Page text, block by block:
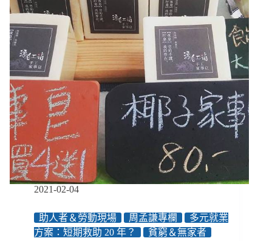
就
方
案：
政
府
在
跟
民
間
合
作
培
力
弱
2021-02-04
助人者＆勞動現場 周孟謙專欄
多元就業
方案：短期救助 20 年？
貧窮＆無家者